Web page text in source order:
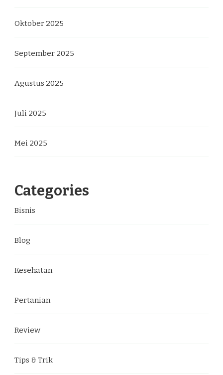
Oktober 2025
September 2025
Agustus 2025
Juli 2025
Mei 2025
Categories
Bisnis
Blog
Kesehatan
Pertanian
Review
Tips & Trik